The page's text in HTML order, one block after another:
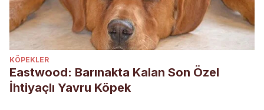
KÖPEKLER
Eastwood: Barınakta Kalan Son Özel
İhtiyaçlı Yavru Köpek